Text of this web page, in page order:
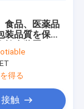
食品、医薬品
装品質を保証
得る
接触